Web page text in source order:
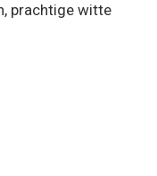
prachtige witte